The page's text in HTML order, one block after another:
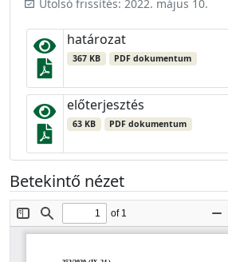
event_available Utolsó frissítés: 2022. május 10.
határozat
367 KB PDF dokumentum
előterjesztés
63 KB PDF dokumentum
Betekintő nézet